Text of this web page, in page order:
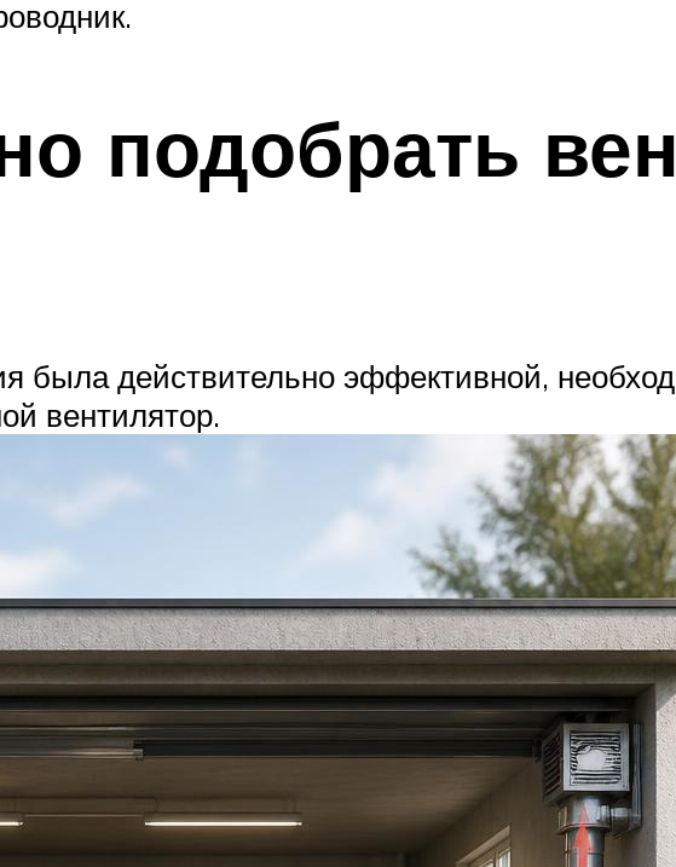
подобрать
была действительно эффективной,
вентилятор.